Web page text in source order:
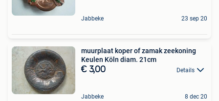
Jabbeke 23 sep 20
muurplaat koper of zamak zeekoning
Keulen Köln diam. 21cm
€ 3,00 Details
Jabbeke 8 dec 20